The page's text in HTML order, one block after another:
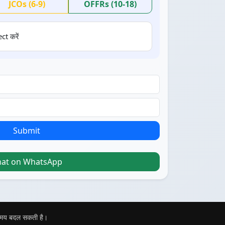
JCOs (6-9) OFFRs (10-18)
करें
Submit
on WhatsApp
बदल सकती है।